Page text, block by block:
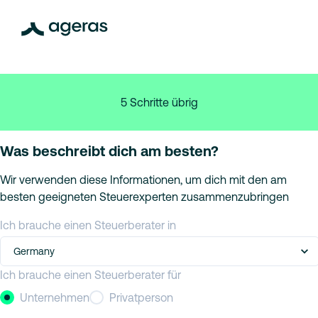
5 Schritte übrig
Was beschreibt dich am besten?
Wir verwenden diese Informationen, um dich mit den am
besten geeigneten Steuerexperten zusammenzubringen
Ich brauche einen Steuerberater in
Germany
Ich brauche einen Steuerberater für
Unternehmen
Privatperson